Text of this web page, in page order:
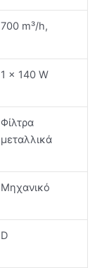
700 m³/h,
1 x 140 W
Φίλτρα
μεταλλικά
Μηχανικό
D